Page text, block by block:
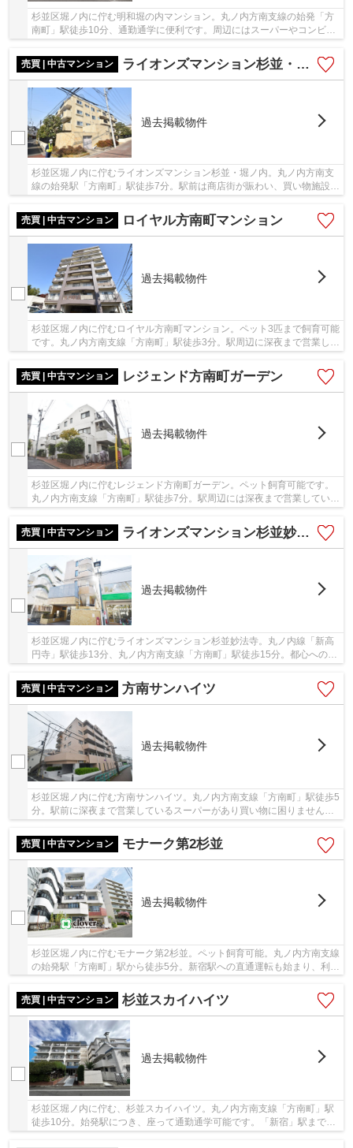
杉並区堀ノ内に佇む明和堀の内マンション。丸ノ内方南支線の始発「方
南町」駅徒歩10分、通勤通学に便利です。周辺にはスーパーやコンビニ
売買 | 中古マンション
ライオンズマンション杉並・堀ノ内
過去掲載物件
杉並区堀ノ内に佇むライオンズマンション杉並・堀ノ内。丸ノ内方南支
線の始発駅「方南町」駅徒歩7分。駅前は商店街が賑わい、買い物施設や
売買 | 中古マンション
ロイヤル方南町マンション
過去掲載物件
杉並区堀ノ内に佇むロイヤル方南町マンション。ペット3匹まで飼育可能
です。丸ノ内方南支線「方南町」駅徒歩3分。駅周辺に深夜まで営業して
売買 | 中古マンション
レジェンド方南町ガーデン
過去掲載物件
杉並区堀ノ内に佇むレジェンド方南町ガーデン。ペット飼育可能です。
丸ノ内方南支線「方南町」駅徒歩7分。駅周辺には深夜まで営業している
売買 | 中古マンション
ライオンズマンション杉並妙法寺
過去掲載物件
杉並区堀ノ内に佇むライオンズマンション杉並妙法寺。丸ノ内線「新高
円寺」駅徒歩13分、丸ノ内方南支線「方南町」駅徒歩15分。都心へのア
クセスが良く利便性に富んだ立地。1984年築の...
売買 | 中古マンション
方南サンハイツ
過去掲載物件
杉並区堀ノ内に佇む方南サンハイツ。丸ノ内方南支線「方南町」駅徒歩5
分。駅前に深夜まで営業しているスーパーがあり買い物に困りません。
ビッグターミナル「新宿」駅まで5駅、乗車時...
売買 | 中古マンション
モナーク第2杉並
過去掲載物件
杉並区堀ノ内に佇むモナーク第2杉並。ペット飼育可能。丸ノ内方南支線
の始発駅「方南町」駅から徒歩5分。新宿駅への直通運転も始まり、利便
売買 | 中古マンション
杉並スカイハイツ
過去掲載物件
杉並区堀ノ内に佇む、杉並スカイハイツ。丸ノ内方南支線「方南町」駅
徒歩10分。始発駅につき、座って通勤通学可能です。「新宿」駅まで5